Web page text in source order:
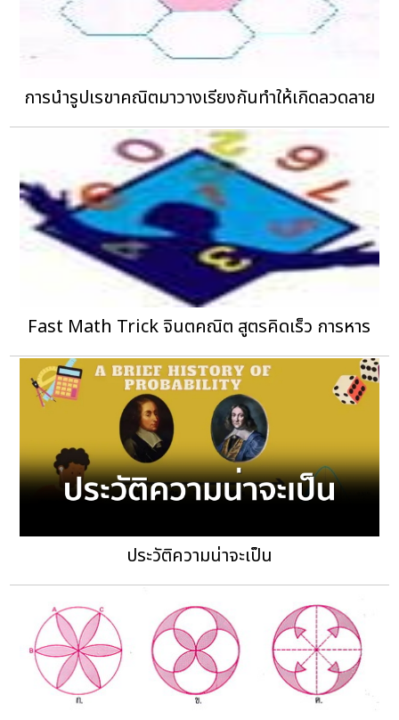
การนำรูปเรขาคณิตมาวางเรียงกันทำให้เกิดลวดลาย
Fast Math Trick จินตคณิต สูตรคิดเร็ว การหาร
ประวัติความน่าจะเป็น